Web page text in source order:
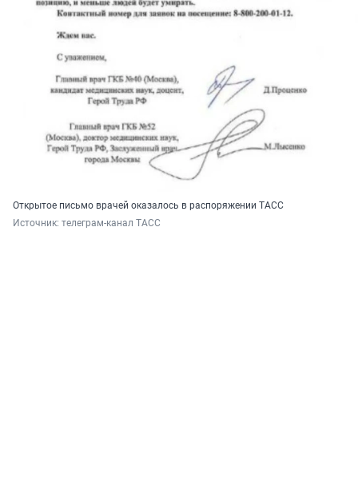
Открытое письмо врачей оказалось в распоряжении ТАСС
Источник: телеграм-канал ТАСС